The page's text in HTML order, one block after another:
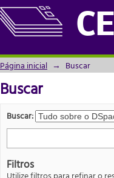
Buscar
Página inicial → Buscar
Buscar
Buscar:
Filtros